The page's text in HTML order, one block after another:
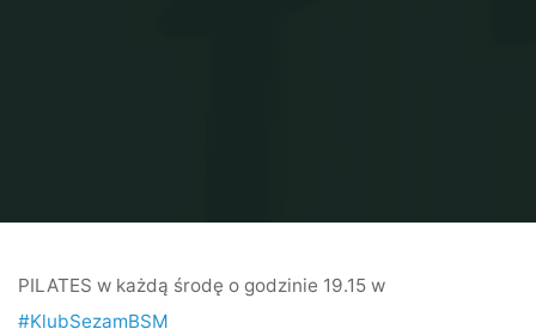
PILATES w każdą środę o godzinie 19.15 w
#KlubSezamBSM